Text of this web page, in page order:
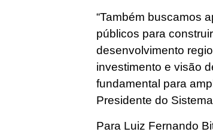
“Também buscamos
públicos para
desenvolvimento
investimento e visão
fundamental para
Presidente do
Para Luiz Fernando